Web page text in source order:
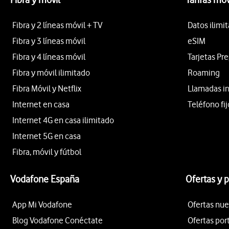
Fibra y 2 líneas móvil + TV
Fibra y 3 líneas móvil
Fibra y 4 líneas móvil
Fibra y móvil ilimitado
Fibra Móvil y Netflix
Internet en casa
Internet 4G en casa ilimitado
Internet 5G en casa
Fibra, móvil y fútbol
Datos
eSIM
Tarjetas
Roaming
Llamadas
Teléfono
Vodafone España
App Mi Vodafone
Blog Vodafone Conéctate
Ofertas y
Ofertas
Ofertas